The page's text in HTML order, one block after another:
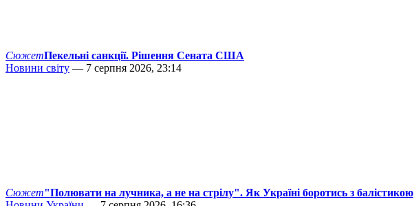
СюжетПекельні санкції. Рішення Сената США
Новини світу — 7 серпня 2026, 23:14
Сюжет"Полювати на лучника, а не на стрілу". Як Україні боротись з балістикою